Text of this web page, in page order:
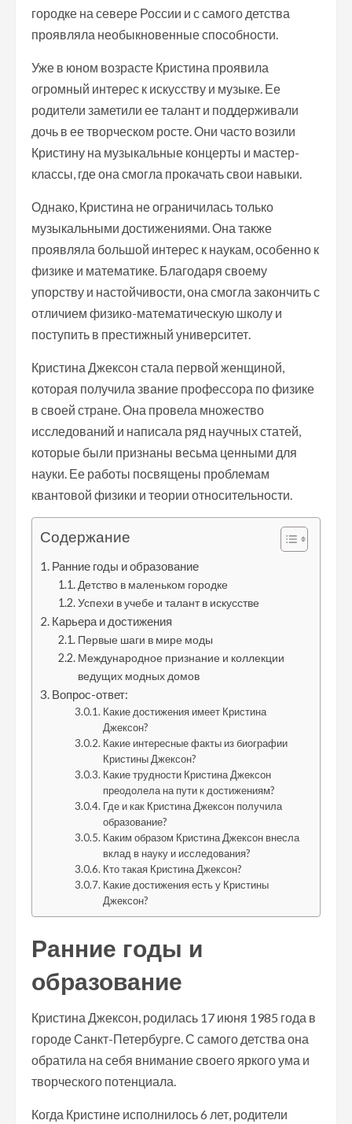
городке на севере России и с самого детства
проявляла необыкновенные способности.
Уже в юном возрасте Кристина проявила
огромный интерес к искусству и музыке. Ее
родители заметили ее талант и поддерживали
дочь в ее творческом росте. Они часто возили
Кристину на музыкальные концерты и мастер-
классы, где она смогла прокачать свои навыки.
Однако, Кристина не ограничилась только
музыкальными достижениями. Она также
проявляла большой интерес к наукам, особенно к
физике и математике. Благодаря своему
упорству и настойчивости, она смогла закончить с
отличием физико-математическую школу и
поступить в престижный университет.
Кристина Джексон стала первой женщиной,
которая получила звание профессора по физике
в своей стране. Она провела множество
исследований и написала ряд научных статей,
которые были признаны весьма ценными для
науки. Ее работы посвящены проблемам
квантовой физики и теории относительности.
Содержание
Ранние годы и образование
Детство в маленьком городке
Успехи в учебе и талант в искусстве
Карьера и достижения
Первые шаги в мире моды
Международное признание и коллекции
ведущих модных домов
Вопрос-ответ:
Какие достижения имеет Кристина
Джексон?
Какие интересные факты из биографии
Кристины Джексон?
Какие трудности Кристина Джексон
преодолела на пути к достижениям?
Где и как Кристина Джексон получила
образование?
Каким образом Кристина Джексон внесла
вклад в науку и исследования?
Кто такая Кристина Джексон?
Какие достижения есть у Кристины
Джексон?
Ранние годы и
образование
Кристина Джексон, родилась 17 июня 1985 года в
городе Санкт-Петербурге. С самого детства она
обратила на себя внимание своего яркого ума и
творческого потенциала.
Когда Кристине исполнилось 6 лет, родители